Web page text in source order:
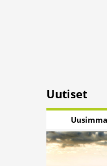
Uutiset